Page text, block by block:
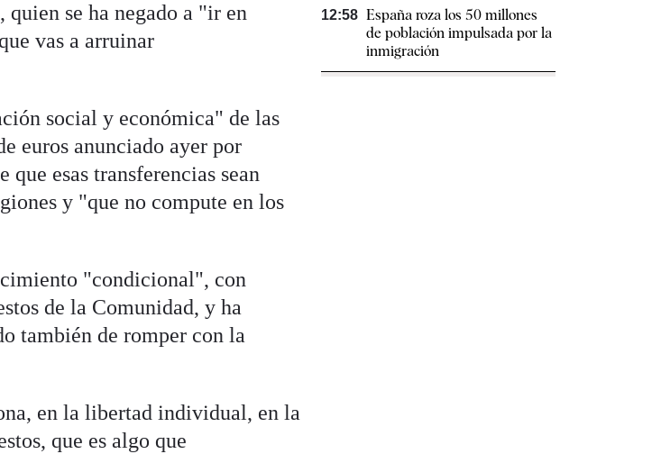
se ha negado a "ir en
vas a arruinar
social y económica" de las
euros anunciado ayer por
esas transferencias sean
y "que no compute en los
"condicional", con
de la Comunidad, y ha
también de romper con la
en la libertad individual, en la
que es algo que
12:58 España roza los 50 millones
de población impulsada por la
inmigración